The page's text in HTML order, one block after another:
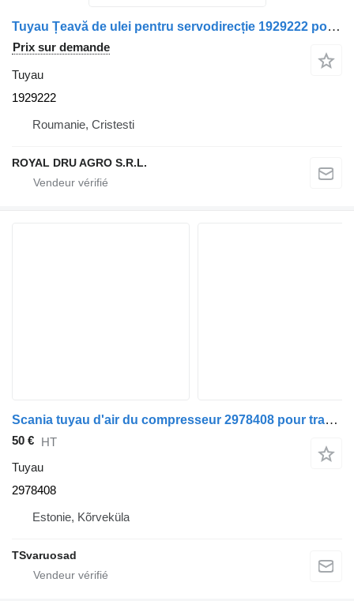
Tuyau Țeavă de ulei pentru servodirecție 1929222 pour camion Scania
Prix sur demande
Tuyau
1929222
Roumanie, Cristesti
ROYAL DRU AGRO S.R.L.
Scania tuyau d'air du compresseur 2978408 pour tracteur routier Scania
50 € HT
Tuyau
2978408
Estonie, Kõrveküla
TSvaruosad